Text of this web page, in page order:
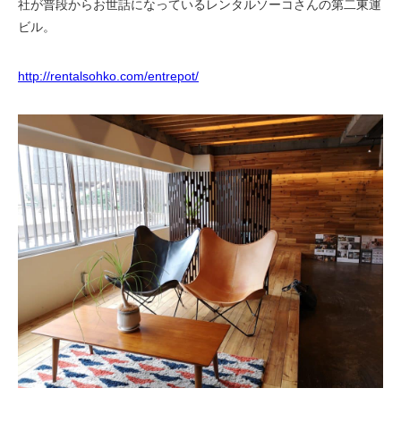
社が普段からお世話になっているレンタルソーコさんの第二東運
ビル。
http://rentalsohko.com/entrepot/